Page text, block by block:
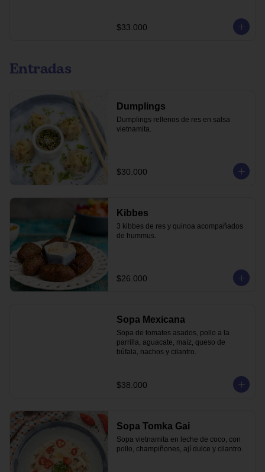
$33.000
Entradas
Dumplings
Dumplings rellenos de res en salsa
vietnamita.
$30.000
Kibbes
3 kibbes de res y quinoa acompañados
de hummus.
$26.000
Sopa Mexicana
Sopa de tomates asados, pollo a la
parrilla, aguacate, maíz, queso de
búfala, nachos y cilantro.
$38.000
Sopa Tomka Gai
Sopa vietnamita en leche de coco, con
pollo, champiñones, ají dulce y cilantro.